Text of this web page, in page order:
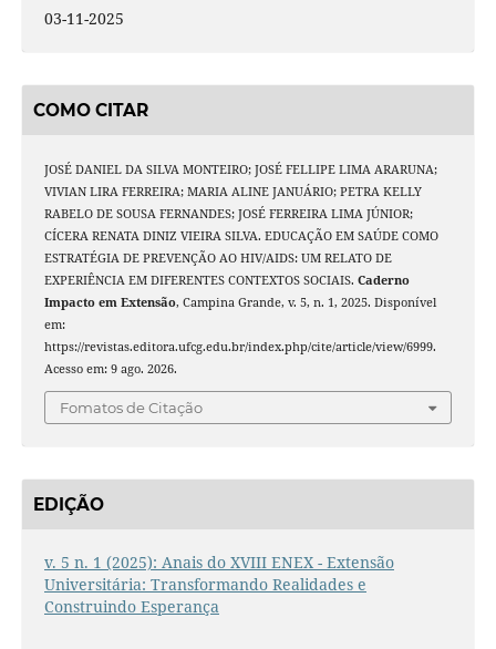
03-11-2025
COMO CITAR
JOSÉ DANIEL DA SILVA MONTEIRO; JOSÉ FELLIPE LIMA ARARUNA;
VIVIAN LIRA FERREIRA; MARIA ALINE JANUÁRIO; PETRA KELLY
RABELO DE SOUSA FERNANDES; JOSÉ FERREIRA LIMA JÚNIOR;
CÍCERA RENATA DINIZ VIEIRA SILVA. EDUCAÇÃO EM SAÚDE COMO
ESTRATÉGIA DE PREVENÇÃO AO HIV/AIDS: UM RELATO DE
EXPERIÊNCIA EM DIFERENTES CONTEXTOS SOCIAIS. Caderno
Impacto em Extensão, Campina Grande, v. 5, n. 1, 2025. Disponível
em:
https://revistas.editora.ufcg.edu.br/index.php/cite/article/view/6999.
Acesso em: 9 ago. 2026.
Fomatos de Citação
EDIÇÃO
v. 5 n. 1 (2025): Anais do XVIII ENEX - Extensão
Universitária: Transformando Realidades e
Construindo Esperança